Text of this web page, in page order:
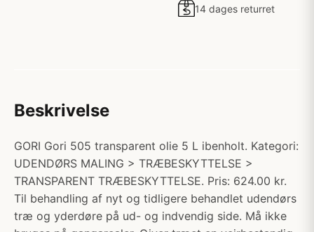
14 dages returret
Beskrivelse
GORI Gori 505 transparent olie 5 L ibenholt. Kategori:
UDENDØRS MALING > TRÆBESKYTTELSE >
TRANSPARENT TRÆBESKYTTELSE. Pris: 624.00 kr.
Til behandling af nyt og tidligere behandlet udendørs
træ og yderdøre på ud- og indvendig side. Må ikke